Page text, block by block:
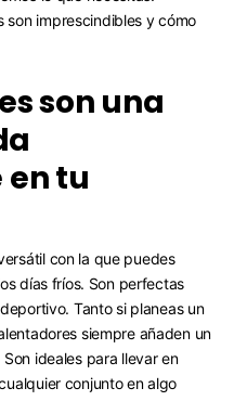
son imprescindibles y cómo
son una
tu
con la que puedes
días fríos. Son perfectas
Tanto si planeas un
siempre añaden un
ideales para llevar en
conjunto en algo